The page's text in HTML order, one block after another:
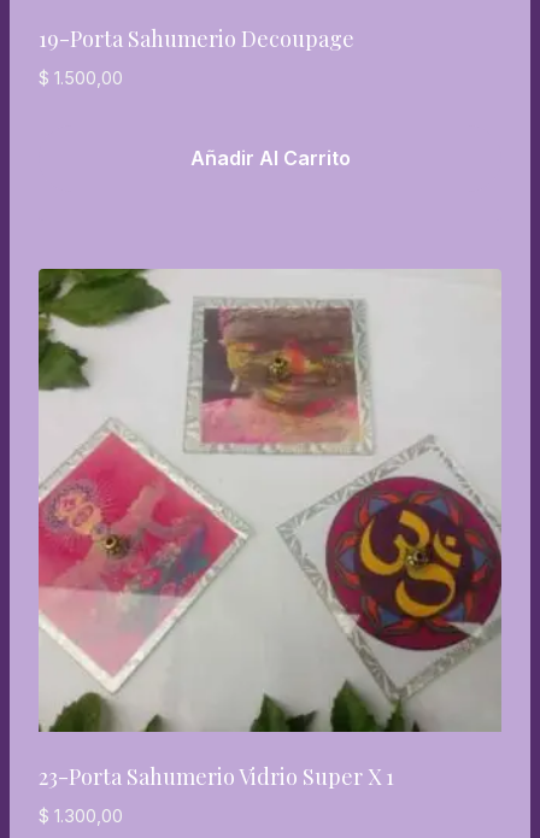
19-Porta Sahumerio Decoupage
$ 1.500,00
Añadir Al Carrito
23-Porta Sahumerio Vidrio Super X 1
$ 1.300,00